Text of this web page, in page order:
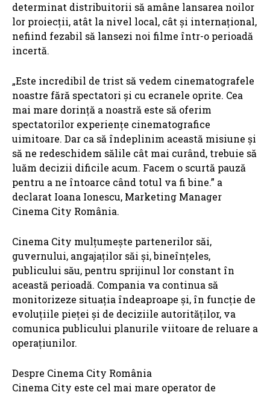
determinat distribuitorii să amâne lansarea noilor
lor proiecții, atât la nivel local, cât și internațional,
nefiind fezabil să lansezi noi filme într-o perioadă
incertă.
„Este incredibil de trist să vedem cinematografele
noastre fără spectatori și cu ecranele oprite. Cea
mai mare dorință a noastră este să oferim
spectatorilor experiențe cinematografice
uimitoare. Dar ca să îndeplinim această misiune și
să ne redeschidem sălile cât mai curând, trebuie să
luăm decizii dificile acum. Facem o scurtă pauză
pentru a ne întoarce când totul va fi bine.” a
declarat Ioana Ionescu, Marketing Manager
Cinema City România.
Cinema City mulțumește partenerilor săi,
guvernului, angajaților săi și, bineînțeles,
publicului său, pentru sprijinul lor constant în
această perioadă. Compania va continua să
monitorizeze situația îndeaproape și, în funcție de
evoluțiile pieței și de deciziile autorităților, va
comunica publicului planurile viitoare de reluare a
operațiunilor.
Despre Cinema City România
Cinema City este cel mai mare operator de